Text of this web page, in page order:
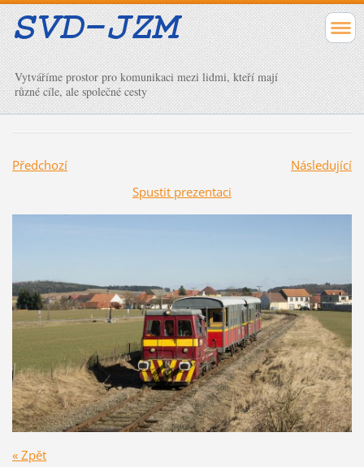
Vytváříme prostor pro komunikaci mezi lidmi, kteří mají
různé cíle, ale společné cesty
Předchozí
Následující
Spustit prezentaci
« Zpět